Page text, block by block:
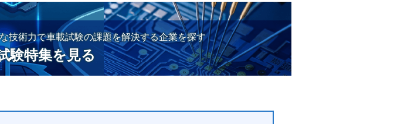
技術力で車載試験の課題を解決する企業を探す
験特集を見る